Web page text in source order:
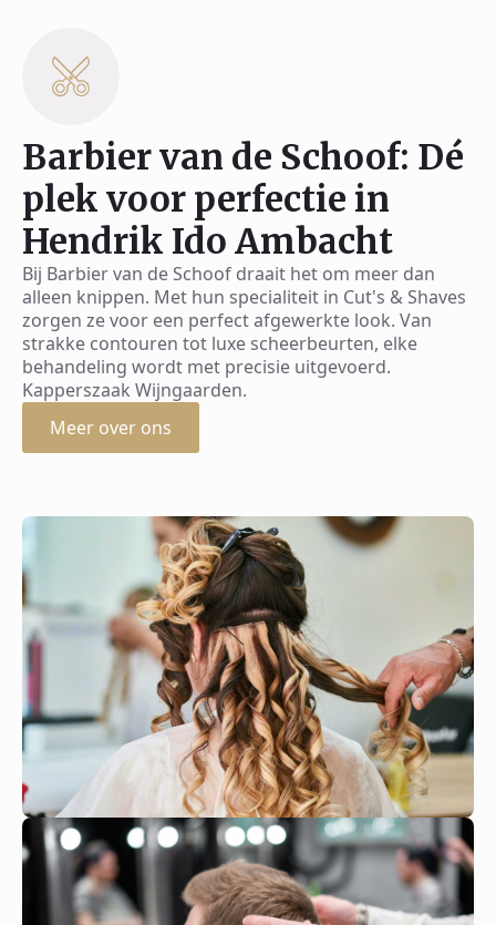
Barbier van de Schoof: Dé
plek voor perfectie in
Hendrik Ido Ambacht
Bij Barbier van de Schoof draait het om meer dan
alleen knippen. Met hun specialiteit in Cut's & Shaves
zorgen ze voor een perfect afgewerkte look. Van
strakke contouren tot luxe scheerbeurten, elke
behandeling wordt met precisie uitgevoerd.
Kapperszaak Wijngaarden.
Meer over ons